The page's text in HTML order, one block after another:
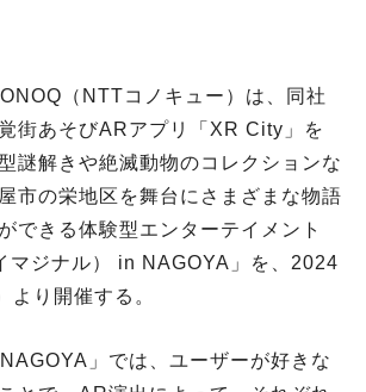
（NTTコノキュー）は、同社
街あそびARアプリ「XR City」を
謎解きや絶滅動物のコレクションな
市の栄地区を舞台にさまざまな物語
できる体験型エンターテイメント
マジナル） in NAGOYA」を、2024
より開催する。
」では、ユーザーが好きな